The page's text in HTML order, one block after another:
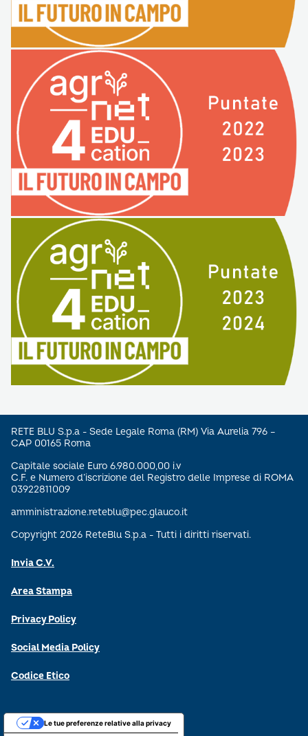
RETE BLU S.p.a - Sede Legale Roma (RM) Via Aurelia 796 –
CAP 00165 Roma
Capitale sociale Euro 6.980.000,00 i.v
C.F. e Numero d’iscrizione del Registro delle Imprese di ROMA
03922811009
amministrazione.reteblu@pec.glauco.it
Copyright 2026 ReteBlu S.p.a - Tutti i diritti riservati.
Invia C.V.
Area Stampa
Privacy Policy
Social Media Policy
Codice Etico
Le tue preferenze relative alla privacy